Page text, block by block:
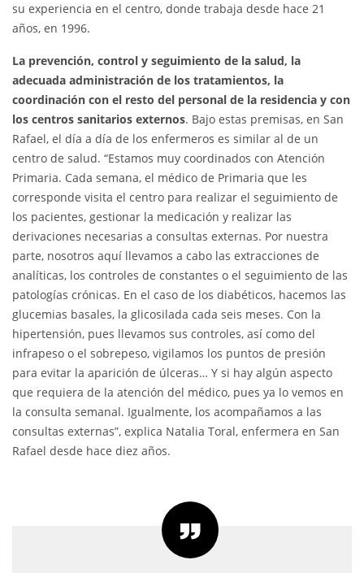
su experiencia en el centro, donde trabaja desde hace 21
años, en 1996.
La prevención, control y seguimiento de la salud, la
adecuada administración de los tratamientos, la
coordinación con el resto del personal de la residencia y con
los centros sanitarios externos. Bajo estas premisas, en San
Rafael, el día a día de los enfermeros es similar al de un
centro de salud. “Estamos muy coordinados con Atención
Primaria. Cada semana, el médico de Primaria que les
corresponde visita el centro para realizar el seguimiento de
los pacientes, gestionar la medicación y realizar las
derivaciones necesarias a consultas externas. Por nuestra
parte, nosotros aquí llevamos a cabo las extracciones de
analíticas, los controles de constantes o el seguimiento de las
patologías crónicas. En el caso de los diabéticos, hacemos las
glucemias basales, la glicosilada cada seis meses. Con la
hipertensión, pues llevamos sus controles, así como del
infrapeso o el sobrepeso, vigilamos los puntos de presión
para evitar la aparición de úlceras… Y si hay algún aspecto
que requiera de la atención del médico, pues ya lo vemos en
la consulta semanal. Igualmente, los acompañamos a las
consultas externas”, explica Natalia Toral, enfermera en San
Rafael desde hace diez años.